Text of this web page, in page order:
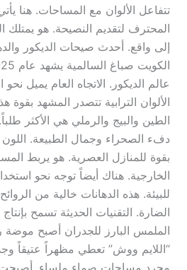
تتفاعل الألوان مع المساحات. هنا
المحترف لتقديم النصيحة. هو يمتلك
عالم الديكور. الاتجاه العام يميل نحو
الألوان الترابية تتصدر المشهد بقوة
الطين والبيج والرملي هي الأكثر
دفء الصحراء وجمال الطبيعة. اللون
بقوة للمنازل العصرية. هو يربط
الخارجية. هناك أيضاً توجه نحو
للبيئة. هذه الدهانات خالية من الروائح
الضارة. التقنيات الحديثة تسمح
الملمس البارز للجدران أصبح موضة
“اللايم ووش” تعطي مظهراً عتيقاً